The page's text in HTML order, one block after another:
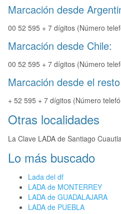
Marcación desde
00 52 595 + 7 dígitos (Número
Marcación desde Chile:
00 52 595 + 7 dígitos (Número
Marcación desde el
+ 52 595 + 7 dígitos (Número
Otras localidades
La Clave LADA de Santiago
Lo más buscado
Lada del df
LADA de MONTERREY
LADA de GUADALAJARA
LADA de PUEBLA